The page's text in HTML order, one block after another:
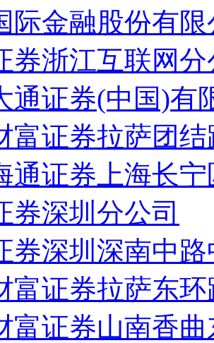
际金融股份有
券浙江互联网
通证券(中国)有
富证券拉萨团
通证券上海长
券深圳分公司
券深圳深南中
富证券拉萨东
富证券山南香